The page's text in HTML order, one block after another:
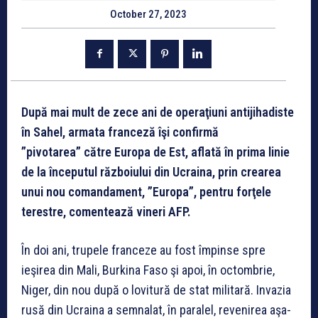
October 27, 2023
După mai mult de zece ani de operaţiuni antijihadiste
în Sahel, armata franceză îşi confirmă
”pivotarea” către Europa de Est, aflată în prima linie
de la începutul războiului din Ucraina, prin crearea
unui nou comandament, ”Europa”, pentru forţele
terestre, comentează vineri AFP.
În doi ani, trupele franceze au fost împinse spre
ieşirea din Mali, Burkina Faso şi apoi, în octombrie,
Niger, din nou după o lovitură de stat militară. Invazia
rusă din Ucraina a semnalat, în paralel, revenirea aşa-